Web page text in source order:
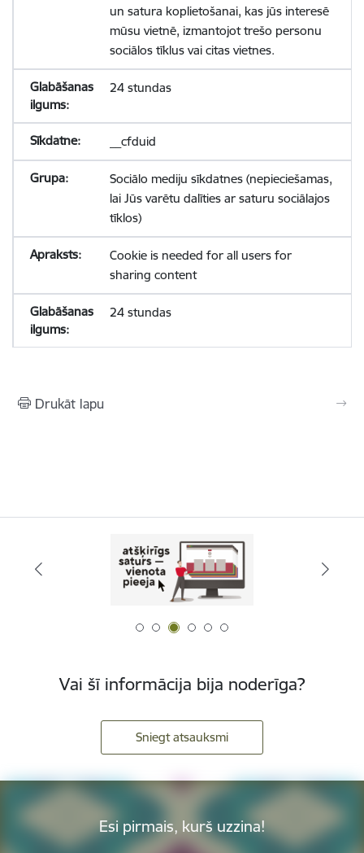
un satura koplietošanai, kas jūs interesē
mūsu vietnē, izmantojot trešo personu
sociālos tīklus vai citas vietnes.
24 stundas
__cfduid
Sociālo mediju sīkdatnes (nepieciešamas,
lai Jūs varētu dalīties ar saturu sociālajos
tīklos)
Cookie is needed for all users for
sharing content
24 stundas
Drukāt lapu
Vai šī informācija bija noderīga?
Sniegt atsauksmi
Esi pirmais, kurš uzzina!